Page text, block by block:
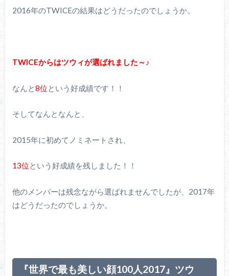
2016年のTWICEの結果はどうだったのでしょうか。
TWICEからはツウィが選ばれました～♪
なんと8位 という好成績です！！
そしてなんとなんと、
2015年に初めてノミネートされ、
13位という好成績を残しました！！
他のメンバーは残念ながら選ばれませんでしたが、2017年
はどうだったのでしょうか。
『世界で最も美しい顔100人2017』ツウ